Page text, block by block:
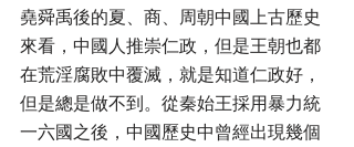
堯舜禹後的夏、商、周朝中國上古歷史
來看，中國人推崇仁政，但是王朝也都
在荒淫腐敗中覆滅，就是知道仁政好，
但是總是做不到。從秦始王採用暴力統
一六國之後，中國歷史中曾經出現幾個